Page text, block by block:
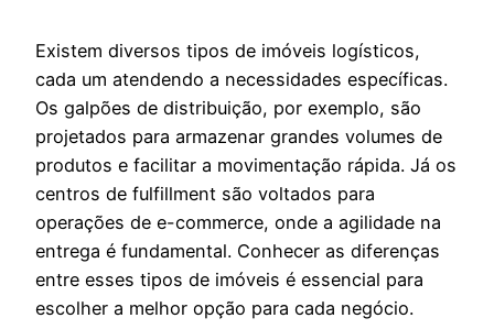
Existem diversos tipos de imóveis logísticos,
cada um atendendo a necessidades específicas.
Os galpões de distribuição, por exemplo, são
projetados para armazenar grandes volumes de
produtos e facilitar a movimentação rápida. Já os
centros de fulfillment são voltados para
operações de e-commerce, onde a agilidade na
entrega é fundamental. Conhecer as diferenças
entre esses tipos de imóveis é essencial para
escolher a melhor opção para cada negócio.